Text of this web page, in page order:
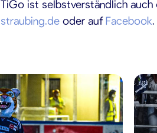
TiGo ist selbstverständlich auch
straubing.de oder aufFacebook.